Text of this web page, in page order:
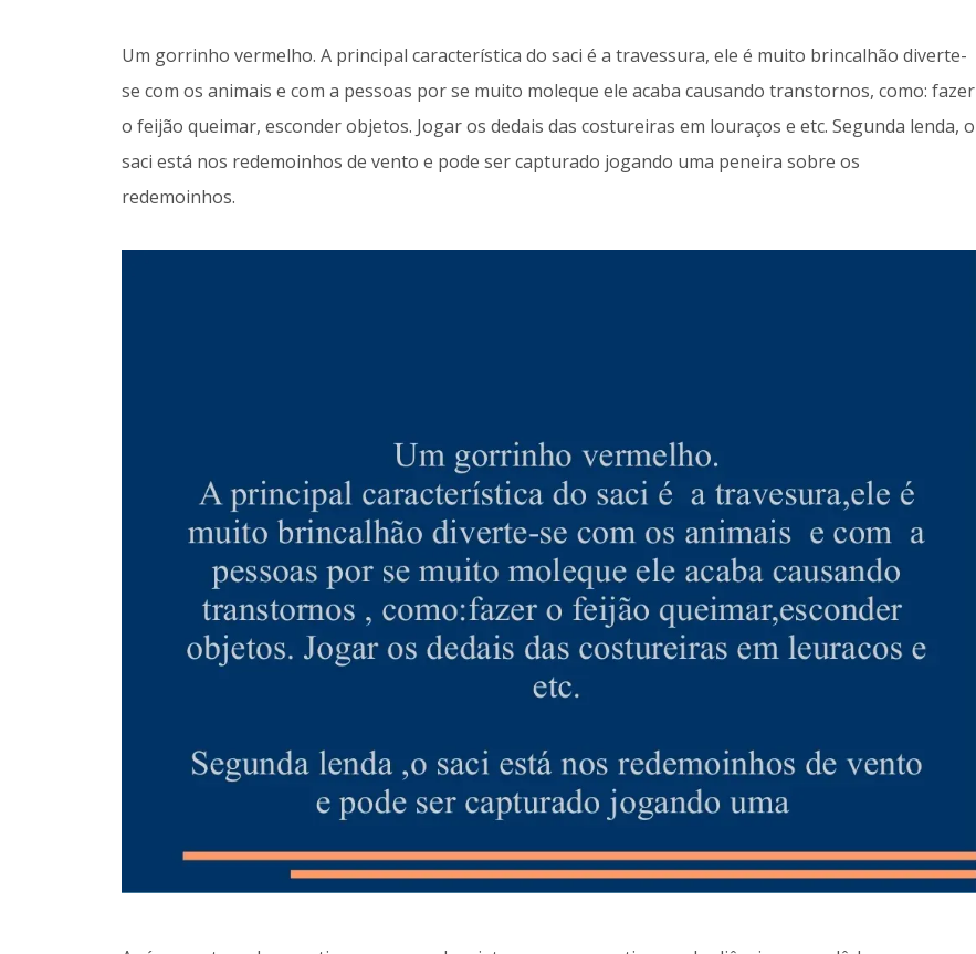
Um gorrinho vermelho. A principal característica do saci é a travessura, ele é muito brincalhão diverte-
se com os animais e com a pessoas por se muito moleque ele acaba causando transtornos, como: fazer
o feijão queimar, esconder objetos. Jogar os dedais das costureiras em louraços e etc. Segunda lenda, o
saci está nos redemoinhos de vento e pode ser capturado jogando uma peneira sobre os
redemoinhos.